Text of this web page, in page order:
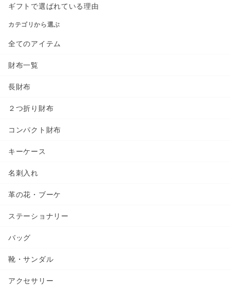
ギフトで選ばれている理由
カテゴリから選ぶ
全てのアイテム
財布一覧
長財布
２つ折り財布
コンパクト財布
キーケース
名刺入れ
革の花・ブーケ
ステーショナリー
バッグ
靴・サンダル
アクセサリー